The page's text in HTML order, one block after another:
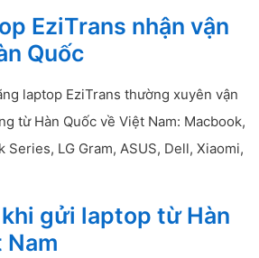
EziTrans nhận vận
Quốc
laptop EziTrans thường xuyên vận
từ Hàn Quốc về Việt Nam: Macbook,
Series, LG Gram, ASUS, Dell, Xiaomi,
gửi laptop từ Hàn
Nam